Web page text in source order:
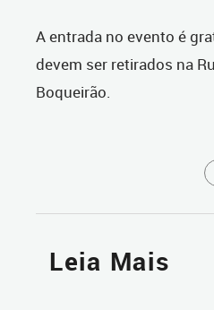
A entrada no evento é
devem ser retirados na
Boqueirão.
Leia Mais